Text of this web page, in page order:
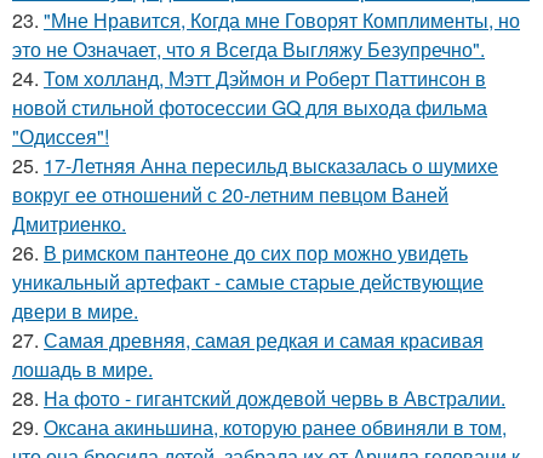
23. "Мне Нравится, Когда мне Говорят Комплименты, но
это не Означает, что я Всегда Выгляжу Безупречно".
24. Том холланд, Мэтт Дэймон и Роберт Паттинсон в
новой стильной фотосессии GQ для выхода фильма
"Одиссея"!
25. 17-Летняя Анна пересильд высказалась о шумихе
вокруг ее отношений с 20-летним певцом Ваней
Дмитриенко.
26. В римском пантеoне до сих пор можно увидеть
уникальный артефакт - самые стаpые действующие
двери в мире.
27. Самая древняя, самая редкая и самая красивая
лошадь в мире.
28. На фото - гигантский дождевой червь в Австралии.
29. Оксана акиньшина, которую ранее обвиняли в том,